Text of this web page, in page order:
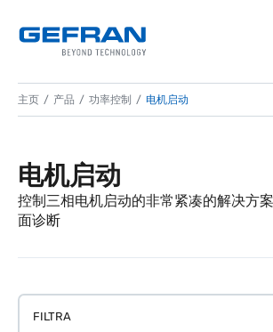
主页 产品 功率控制 电机启动
电机启动
控制三相电机启动的非常紧凑的解决方
面诊断
FILTRA